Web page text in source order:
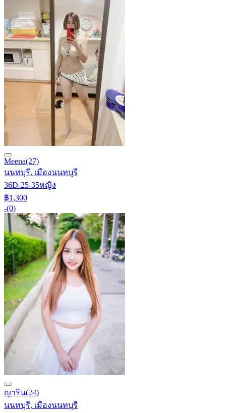
Meena(27)
นนทบุรี, เมืองนนทบุรี
36D-25-35หญิง
฿1,300
-(0)
ญาริน(24)
นนทบุรี, เมืองนนทบุรี